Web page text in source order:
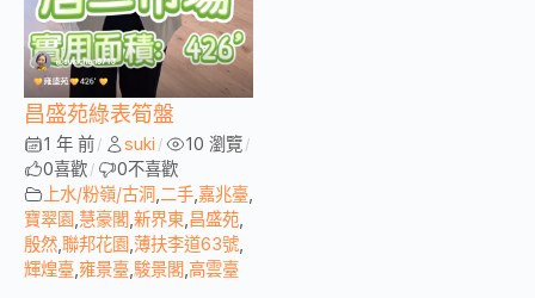
昌盛苑綠表筍盤
1 年 前 / suki / 10 瀏覽 /
0喜歡 / 0不喜歡
上水/粉嶺/古洞 二手 嘉兆臺
寶翠園 慧豪閣 新界東 昌盛苑
殷然 聯邦花園 薄扶李道63號
輝煌臺 雍景臺 駿景閣 高雲臺